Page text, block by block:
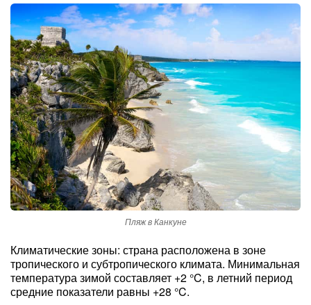
Пляж в Канкуне
Климатические зоны: страна расположена в зоне
тропического и субтропического климата. Минимальная
температура зимой составляет +2 °C, в летний период
средние показатели равны +28 °C.